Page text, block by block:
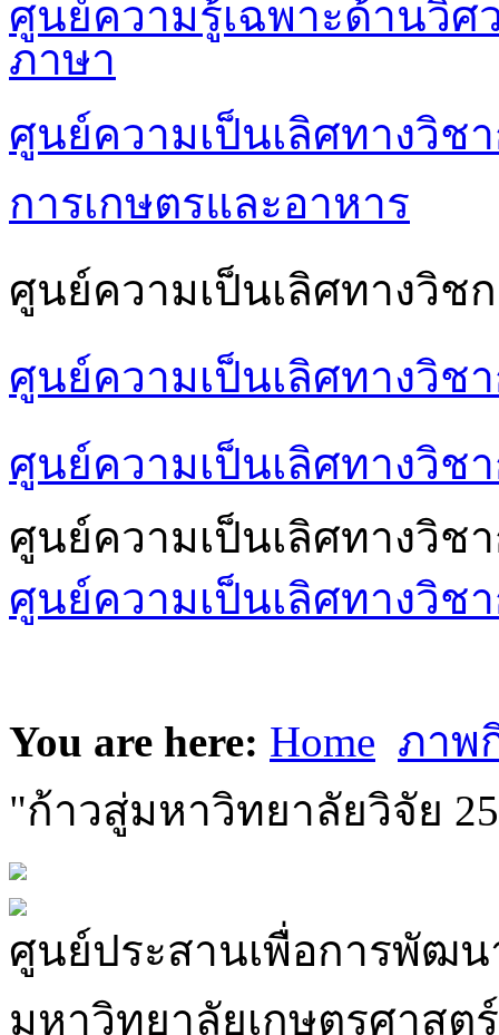
ศูนย์ความรู้เฉพาะด้านวิศ
ภาษา
ศูนย์ความเป็นเลิศทางวิช
การเกษตรและอาหาร
ศูนย์ความเป็นเลิศทางวิช
ศูนย์ความเป็นเลิศทางวิช
ศูนย์ความเป็นเลิศทางวิช
ศูนย์ความเป็นเลิศทางวิช
ศูนย์ความเป็นเลิศทางวิช
You are here: Home ภาพ
"ก้าวสู่มหาวิทยาลัยวิจัย
ศูนย์ประสานเพื่อการพัฒน
มหาวิทยาลัยเกษตรศาสต